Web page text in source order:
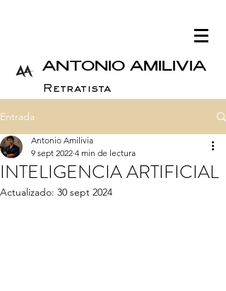
ANTONIO AMILIVIA
Retratista
Entrada
INTELIGENCIA ARTIFICIAL
Antonio Amilivia
9 sept 2022 4 min de lectura
Actualizado: 30 sept 2024